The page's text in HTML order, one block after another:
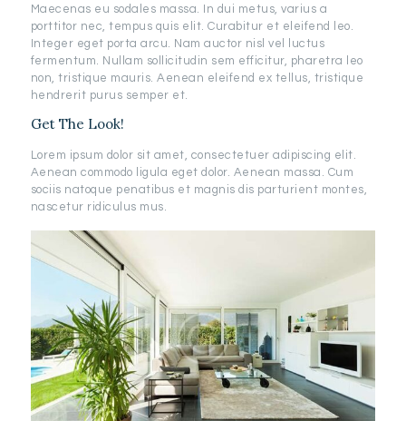
Maecenas eu sodales massa. In dui metus, varius a
porttitor nec, tempus quis elit. Curabitur et eleifend leo.
Integer eget porta arcu. Nam auctor nisl vel luctus
fermentum. Nullam sollicitudin sem efficitur, pharetra leo
non, tristique mauris. Aenean eleifend ex tellus, tristique
hendrerit purus semper et.
Get The Look!
Lorem ipsum dolor sit amet, consectetuer adipiscing elit.
Aenean commodo ligula eget dolor. Aenean massa. Cum
sociis natoque penatibus et magnis dis parturient montes,
nascetur ridiculus mus.